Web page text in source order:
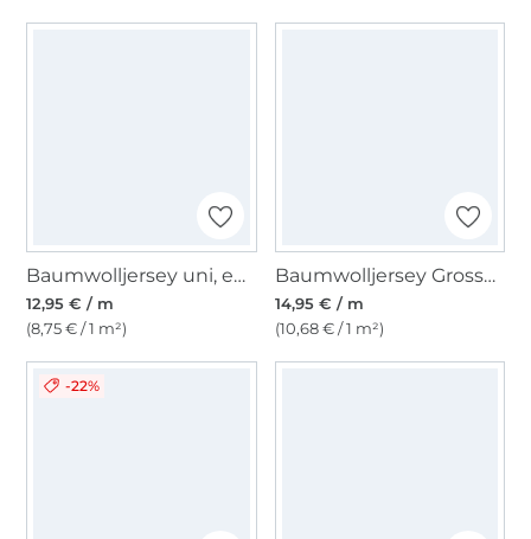
Baumwolljersey uni, emaille weiss
12,95 € / m
(8,75 € / 1 m²)
Baumwolljersey Grosse Streifenliebe, marine - weiß
14,95 € / m
(10,68 € / 1 m²)
-22%